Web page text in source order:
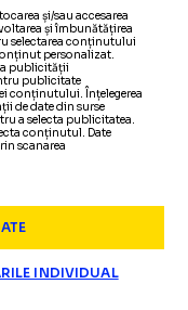
și/sau accesarea
și îmbunătățirea
selectarea conținutului
personalizat.
publicității
publicitate
conținutului. Înțelegerea
de date din surse
a selecta publicitatea.
conținutul. Date
scanarea
INDIVIDUAL